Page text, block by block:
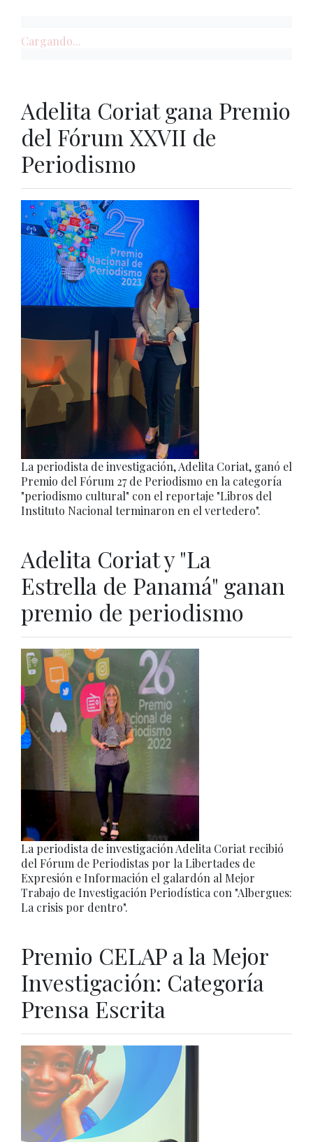
Cargando...
Adelita Coriat gana Premio
del Fórum XXVII de
Periodismo
La periodista de investigación, Adelita Coriat, ganó el
Premio del Fórum 27 de Periodismo en la categoría
"periodismo cultural" con el reportaje "Libros del
Instituto Nacional terminaron en el vertedero".
Adelita Coriat y "La
Estrella de Panamá" ganan
premio de periodismo
La periodista de investigación Adelita Coriat recibió
del Fórum de Periodistas por la Libertades de
Expresión e Información el galardón al Mejor
Trabajo de Investigación Periodística con "Albergues:
La crisis por dentro".
Premio CELAP a la Mejor
Investigación: Categoría
Prensa Escrita